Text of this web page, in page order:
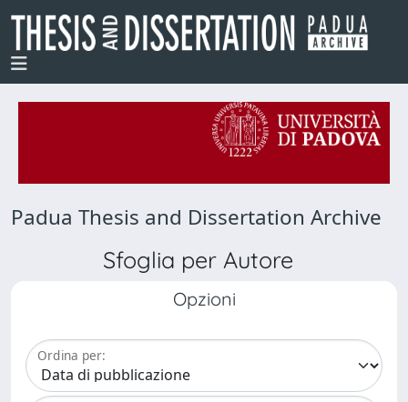
Padua Thesis and Dissertation Archive
Sfoglia per Autore
Opzioni
Ordina per: